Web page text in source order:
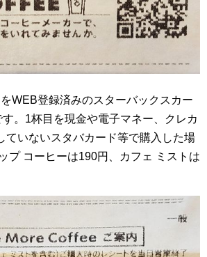
WEB登録済みのスターバックスカー
す。1杯目を現金や電子マネー、クレカ
ていないスタバカード等で購入した場
プ コーヒーは190円、カフェ ミストは